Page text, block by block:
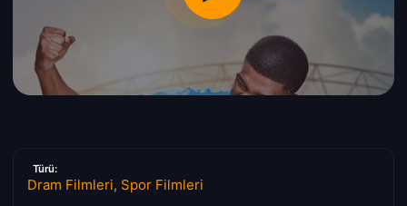
Türü:
Dram Filmleri, Spor Filmleri